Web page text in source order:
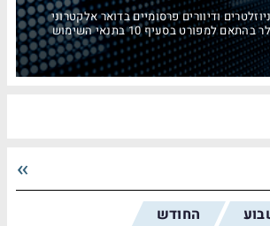
ודיוורים פרסומיים בדואר אלקטרוני
למפורט בסעיף 10 בתנאי השימוש
החודש